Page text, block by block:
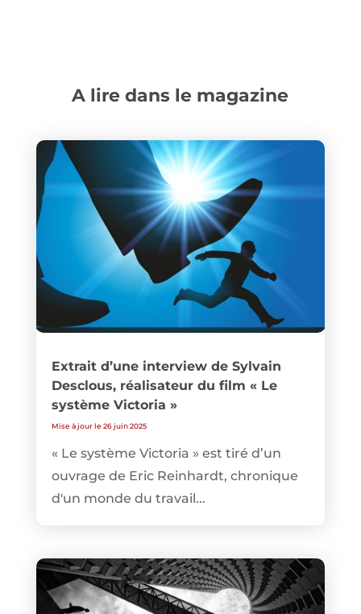
A lire dans le magazine
Extrait d’une interview de Sylvain
Desclous, réalisateur du film « Le
système Victoria »
Mise à jour le 26 juin 2025
« Le système Victoria » est tiré d’un
ouvrage de Eric Reinhardt, chronique
d'un monde du travail...